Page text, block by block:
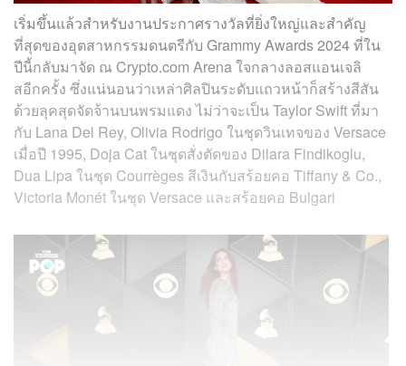
เริ่มขึ้นแล้วสำหรับงานประกาศรางวัลที่ยิ่งใหญ่และสำคัญ
ที่สุดของอุตสาหกรรมดนตรีกับ Grammy Awards 2024 ที่ใน
ปีนี้กลับมาจัด ณ Crypto.com Arena ใจกลางลอสแอนเจลิ
สอีกครั้ง ซึ่งแน่นอนว่าเหล่าศิลปินระดับแถวหน้าก็สร้างสีสัน
ด้วยลุคสุดจัดจ้านบนพรมแดง ไม่ว่าจะเป็น Taylor Swift ที่มา
กับ Lana Del Rey, Olivia Rodrigo ในชุดวินเทจของ Versace
เมื่อปี 1995, Doja Cat ในชุดสั่งตัดของ Dilara Findikoglu,
Dua Lipa ในชุด Courrèges สีเงินกับสร้อยคอ Tiffany & Co.,
Victoria Monét ในชุด Versace และสร้อยคอ Bulgari